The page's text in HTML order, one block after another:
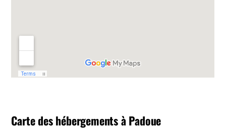
Carte des hébergements à Padoue